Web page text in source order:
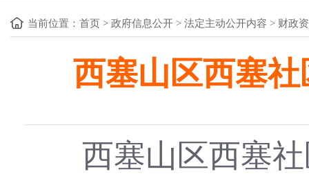
当前位置： 首页 > 政府信息公开 > 法定主动公开内容 > 财政
西塞山区西塞
西塞山区西塞